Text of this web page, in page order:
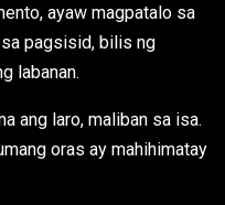
ayaw magpatalo sa
sa pagsisid, bilis ng
labanan.
ang laro, maliban sa isa.
oras ay mahihimatay